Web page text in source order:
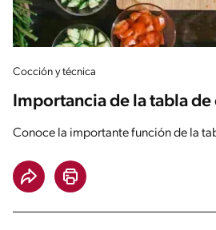
Cocción y técnica
Importancia de la tabla
Conoce la importante función de la